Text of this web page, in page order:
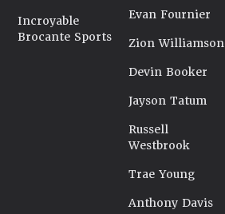
Incroyable
Brocante Sports
Evan Fournier
Zion Williamson
Devin Booker
Jayson Tatum
Russell
Westbrook
Trae Young
Anthony Davis